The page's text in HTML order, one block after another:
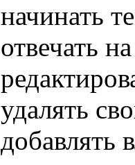
начинать
отвечать
удалять
добавлять